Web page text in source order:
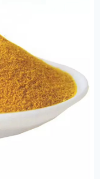
كلوريد